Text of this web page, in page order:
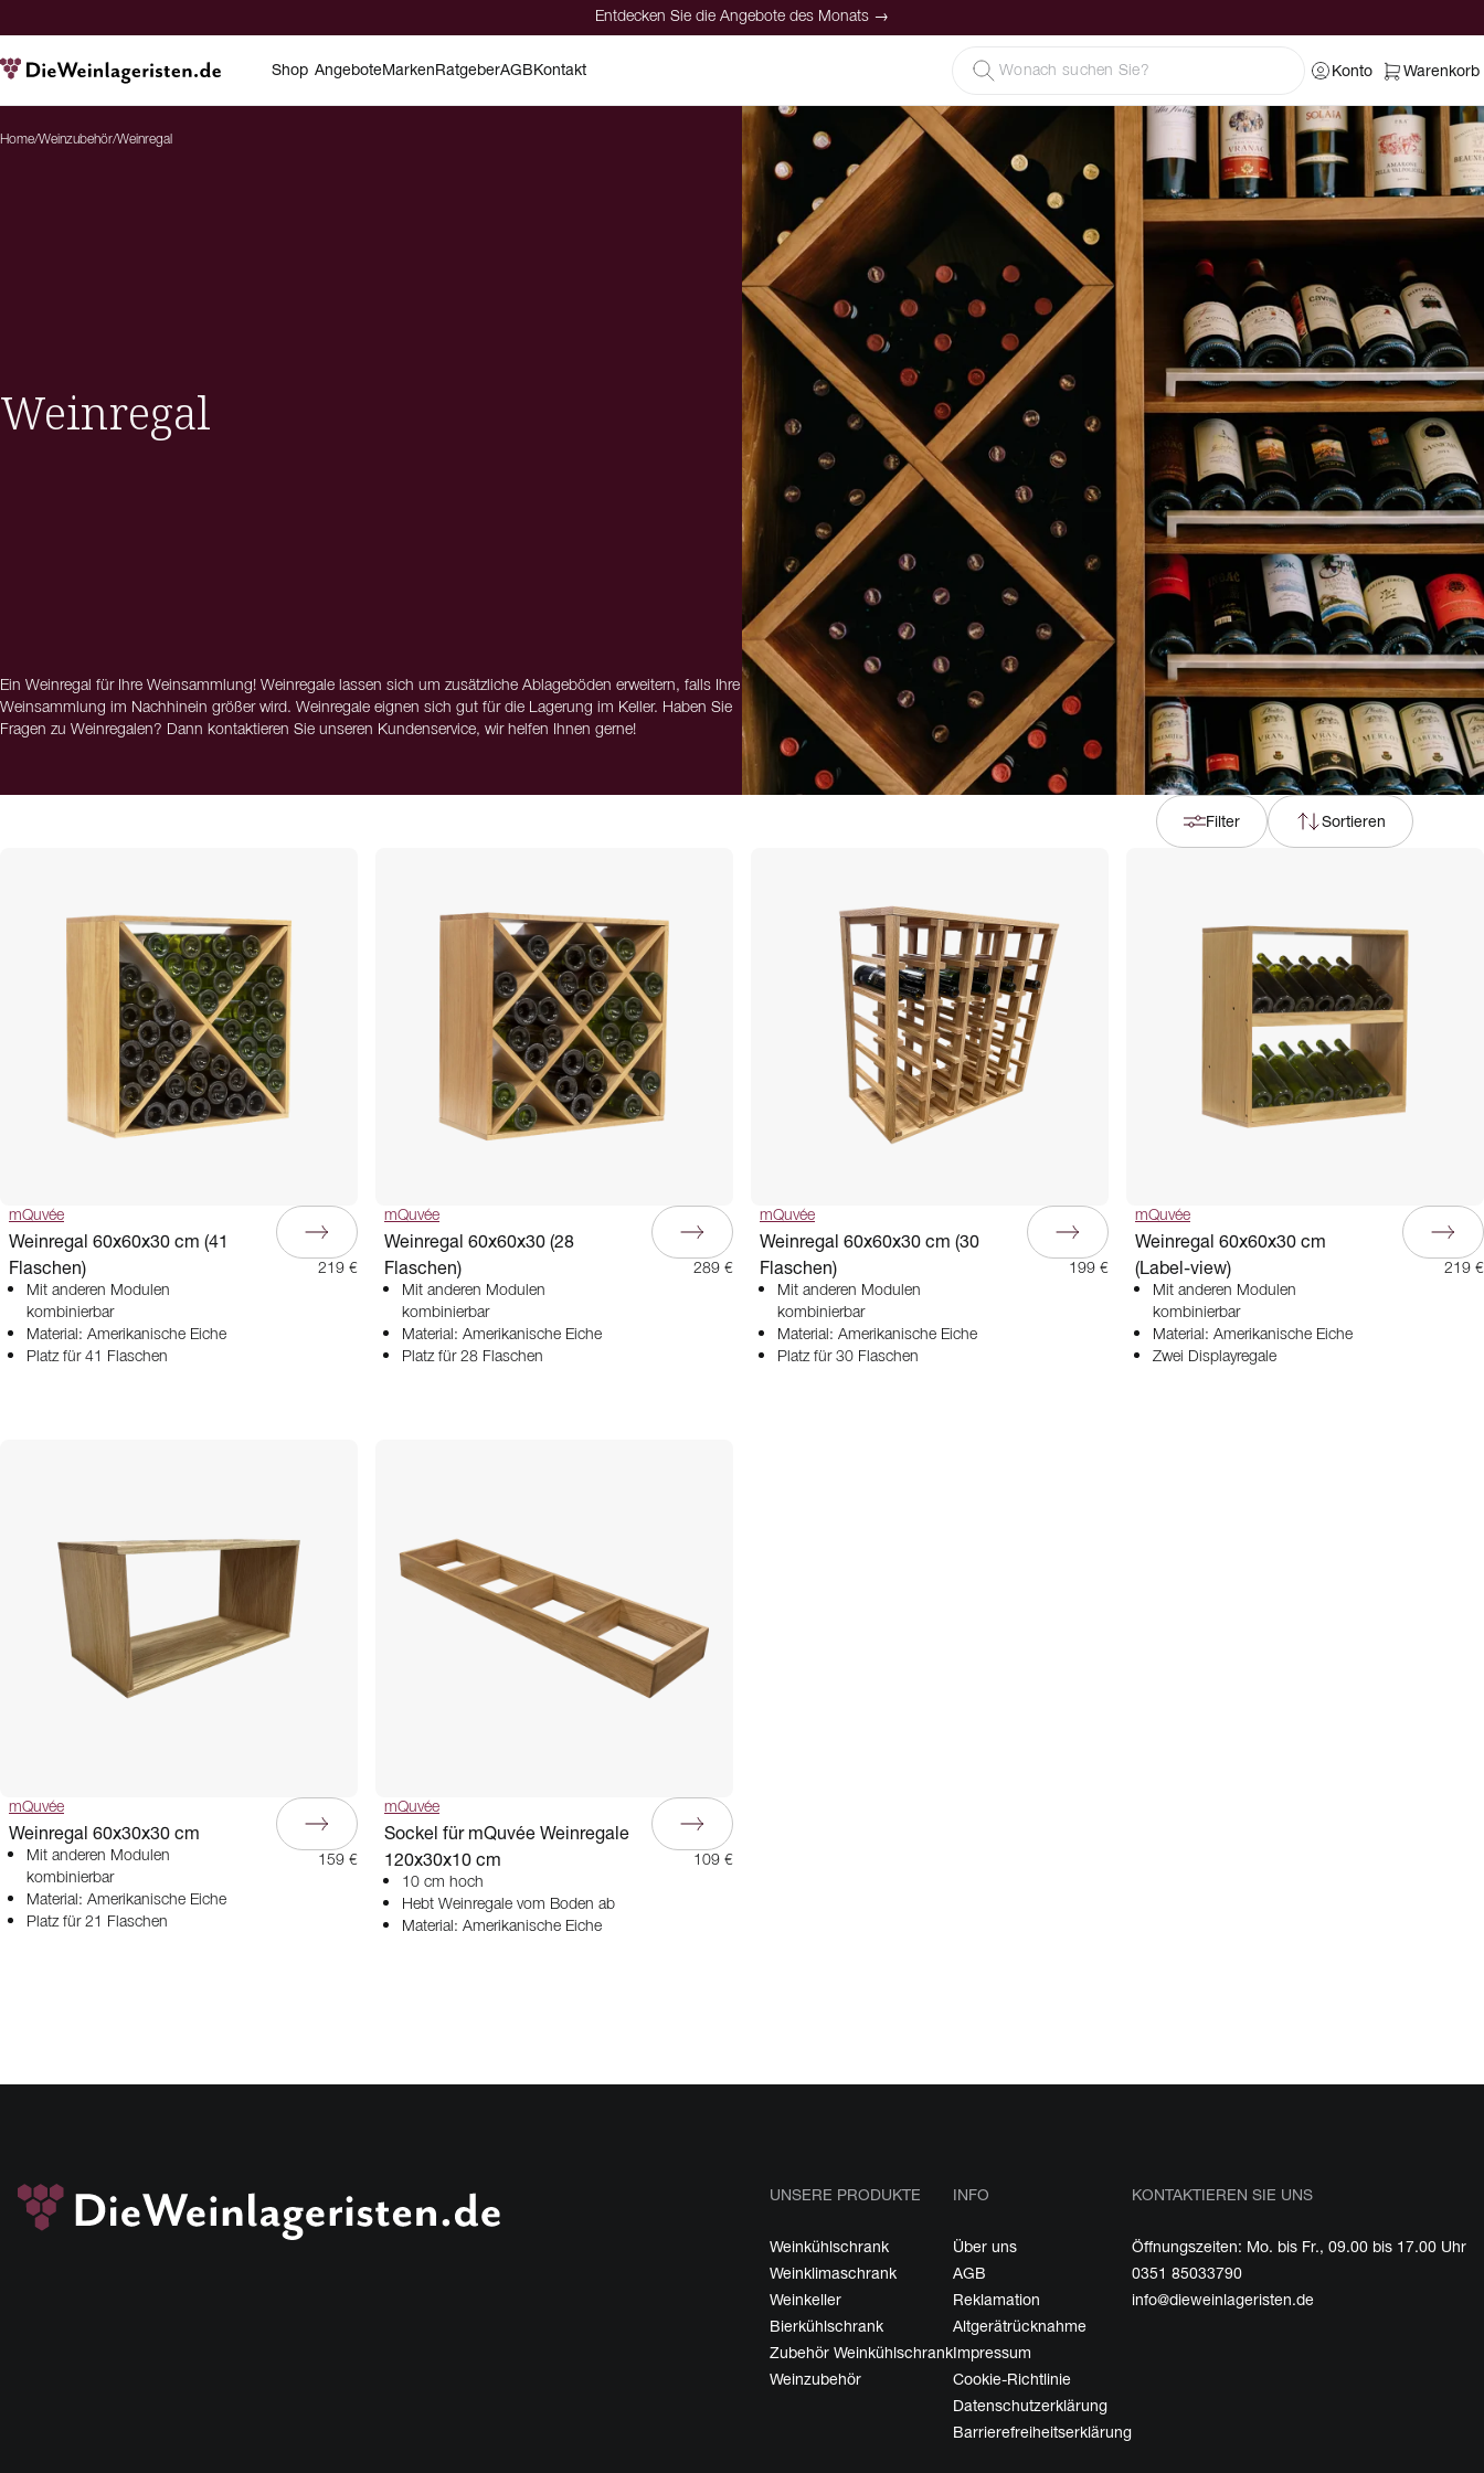
Entdecken Sie die Angebote des Monats →
Shop AngeboteMarkenRatgeberAGBKontakt Konto Warenkorb
Home/Weinzubehör/Weinregal
Weinregal
Ein Weinregal für Ihre Weinsammlung! Weinregale lassen sich um zusätzliche Ablageböden erweitern, falls Ihre
Weinsammlung im Nachhinein größer wird. Weinregale eignen sich gut für die Lagerung im Keller. Haben Sie
Fragen zu Weinregalen? Dann kontaktieren Sie unseren Kundenservice, wir helfen Ihnen gerne!
Filter Sortieren
mQuvée
Weinregal 60x60x30 cm (41
Flaschen)
Mit anderen Modulen
kombinierbar
Material: Amerikanische Eiche
Platz für 41 Flaschen
219 €
mQuvée
Weinregal 60x60x30 (28
Flaschen)
Mit anderen Modulen
kombinierbar
Material: Amerikanische Eiche
Platz für 28 Flaschen
289 €
mQuvée
Weinregal 60x60x30 cm (30
Flaschen)
Mit anderen Modulen
kombinierbar
Material: Amerikanische Eiche
Platz für 30 Flaschen
199 €
mQuvée
Weinregal 60x60x30 cm
(Label-view)
Mit anderen Modulen
kombinierbar
Material: Amerikanische Eiche
Zwei Displayregale
219 €
mQuvée
Weinregal 60x30x30 cm
Mit anderen Modulen
kombinierbar
Material: Amerikanische Eiche
Platz für 21 Flaschen
159 €
mQuvée
Sockel für mQuvée Weinregale
120x30x10 cm
10 cm hoch
Hebt Weinregale vom Boden ab
Material: Amerikanische Eiche
109 €
UNSERE PRODUKTE
Weinkühlschrank
Weinklimaschrank
Weinkeller
Bierkühlschrank
Zubehör Weinkühlschrank
Weinzubehör
INFO
Über uns
AGB
Reklamation
Altgerätrücknahme
Impressum
Cookie-Richtlinie
Datenschutzerklärung
Barrierefreiheitserklärung
KONTAKTIEREN SIE UNS
Öffnungszeiten: Mo. bis Fr., 09.00 bis 17.00 Uhr
0351 85033790
info@dieweinlageristen.de